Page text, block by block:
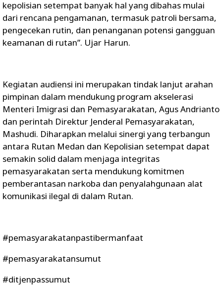
kepolisian setempat banyak hal yang dibahas mulai
dari rencana pengamanan, termasuk patroli bersama,
pengecekan rutin, dan penanganan potensi gangguan
keamanan di rutan”. Ujar Harun.
Kegiatan audiensi ini merupakan tindak lanjut arahan
pimpinan dalam mendukung program akselerasi
Menteri Imigrasi dan Pemasyarakatan, Agus Andrianto
dan perintah Direktur Jenderal Pemasyarakatan,
Mashudi. Diharapkan melalui sinergi yang terbangun
antara Rutan Medan dan Kepolisian setempat dapat
semakin solid dalam menjaga integritas
pemasyarakatan serta mendukung komitmen
pemberantasan narkoba dan penyalahgunaan alat
komunikasi ilegal di dalam Rutan.
#pemasyarakatanpastibermanfaat
#pemasyarakatansumut
#ditjenpassumut